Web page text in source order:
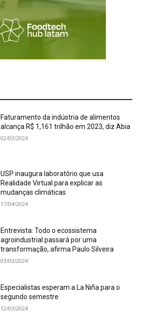
Faturamento da indústria de alimentos
alcança R$ 1,161 trilhão em 2023, diz Abia
02/03/2024
USP inaugura laboratório que usa
Realidade Virtual para explicar as
mudanças climáticas
17/04/2024
Entrevista: Todo o ecossistema
agroindustrial passará por uma
transformação, afirma Paulo Silveira
03/03/2024
Especialistas esperam a La Niña para o
segundo semestre
12/03/2024